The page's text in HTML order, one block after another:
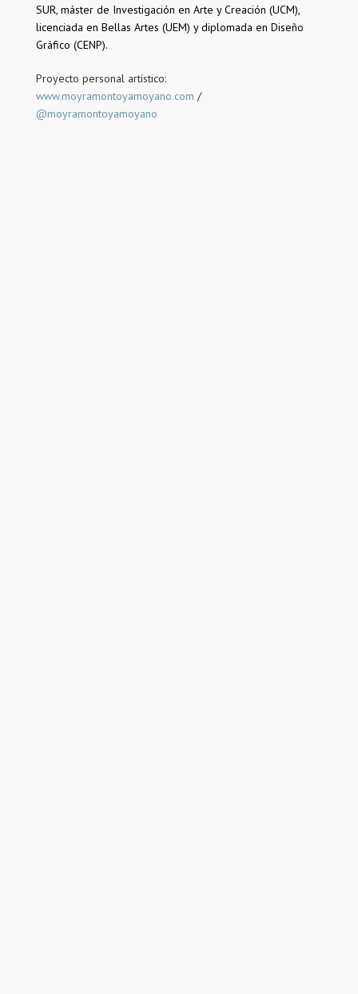
SUR, máster de Investigación en Arte y Creación (UCM),
licenciada en Bellas Artes (UEM) y diplomada en Diseño
Gráfico (CENP).
Proyecto personal artístico:
www.moyramontoyamoyano.com /
@moyramontoyamoyano